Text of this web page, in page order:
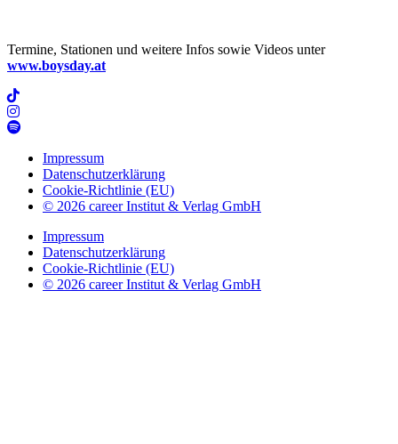
Termine, Stationen und weitere Infos sowie Videos unter
www.boysday.at
Impressum
Datenschutzerklärung
Cookie-Richtlinie (EU)
© 2026 career Institut & Verlag GmbH
Impressum
Datenschutzerklärung
Cookie-Richtlinie (EU)
© 2026 career Institut & Verlag GmbH